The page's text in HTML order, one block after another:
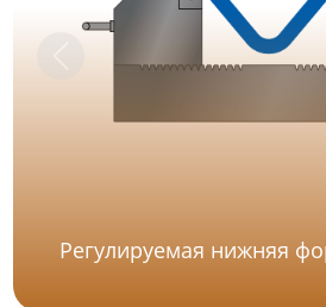
Регулируемая нижняя